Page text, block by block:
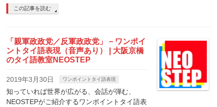
この記事を読む
「親軍政政党／反軍政政党」－ワンポイ
ントタイ語表現（音声あり） | 大阪京橋
のタイ語教室NEOSTEP
2019年3月30日 ワンポイントタイ語表現
知っていれば世界が広がる、会話が弾む、
NEOSTEPがご紹介するワンポイントタイ語表